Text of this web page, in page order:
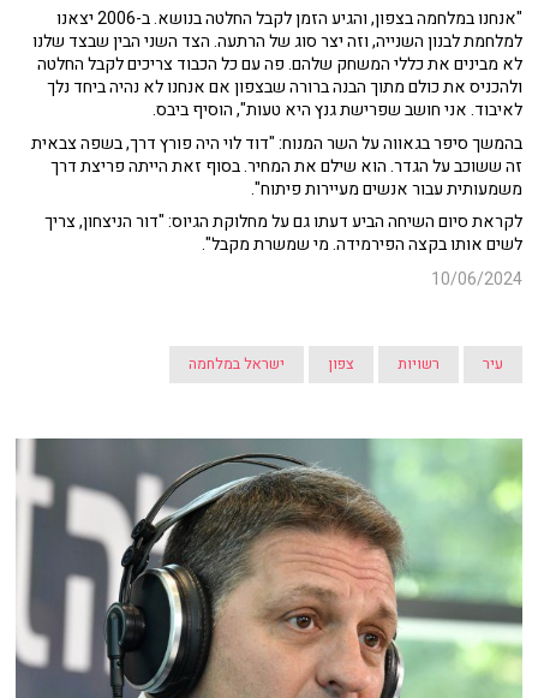
"אנחנו במלחמה בצפון, והגיע הזמן לקבל החלטה בנושא. ב-2006 יצאנו
למלחמת לבנון השנייה, וזה יצר סוג של הרתעה. הצד השני הבין שבצד שלנו
לא מבינים את כללי המשחק שלהם. פה עם כל הכבוד צריכים לקבל החלטה
ולהכניס את כולם מתוך הבנה ברורה שבצפון אם אנחנו לא נהיה ביחד נלך
לאיבוד. אני חושב שפרישת גנץ היא טעות", הוסיף ביבס.
בהמשך סיפר בגאווה על השר המנוח: "דוד לוי היה פורץ דרך, בשפה צבאית
זה ששוכב על הגדר. הוא שילם את המחיר. בסוף זאת הייתה פריצת דרך
משמעותית עבור אנשים מעיירות פיתוח".
לקראת סיום השיחה הביע דעתו גם על מחלוקת הגיוס: "דור הניצחון, צריך
לשים אותו בקצה הפירמידה. מי שמשרת מקבל".
10/06/2024
עיר רשויות צפון ישראל במלחמה